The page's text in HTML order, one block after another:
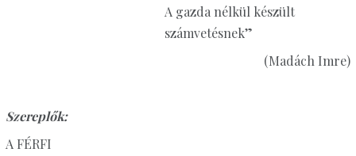
A gazda nélkül készült
számvetésnek”
(Madách Imre)
Szereplők:
A FÉRFI